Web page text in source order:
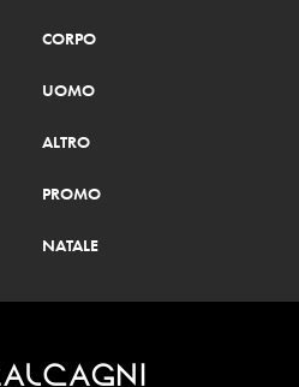
CORPO
UOMO
ALTRO
PROMO
NATALE